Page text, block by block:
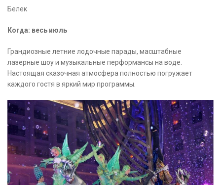
Белек
Когда: весь июль
Грандиозные летние лодочные парады, масштабные
лазерные шоу и музыкальные перформансы на воде.
Настоящая сказочная атмосфера полностью погружает
каждого гостя в яркий мир программы.